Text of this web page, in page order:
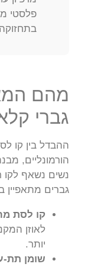
פלסטי
מהם
גברי
ההבדל בין קו
הורמונליים,
גברים מתאפיין
קו לסת
לאוזן
יותר.
שומן תת-